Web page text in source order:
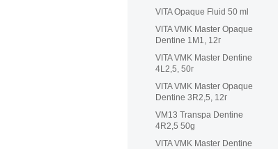
VITA Opaque Fluid 50 ml
VITA VMK Master Opaque
Dentine 1M1, 12г
VITA VMK Master Dentine
4L2,5, 50г
VITA VMK Master Opaque
Dentine 3R2,5, 12г
VM13 Transpa Dentine
4R2,5 50g
VITA VMK Master Dentine